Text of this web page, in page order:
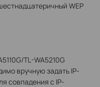
WEP
TL-WA5210G
вручную задать IP-
совпадения с IP-